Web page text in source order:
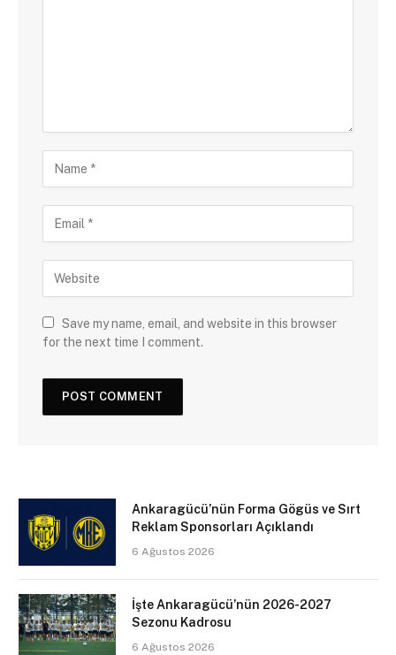
Save my name, email, and website in this browser
for the next time I comment.
Ankaragücü’nün Forma Gögüs ve Sırt
Reklam Sponsorları Açıklandı
6 Ağustos 2026
İşte Ankaragücü’nün 2026-2027
Sezonu Kadrosu
6 Ağustos 2026